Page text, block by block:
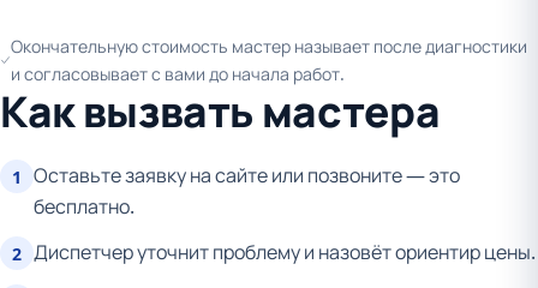
Окончательную стоимость мастер называет после диагностики
и согласовывает с вами до начала работ.
Как вызвать мастера
1
Оставьте заявку на сайте или позвоните — это
бесплатно.
2 Диспетчер уточнит проблему и назовёт ориентир цены.